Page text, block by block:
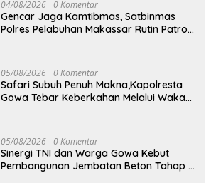
04/08/2026 0 Komentar
Gencar Jaga Kamtibmas, Satbinmas
Polres Pelabuhan Makassar Rutin Patroli
05/08/2026 0 Komentar
Safari Subuh Penuh Makna,Kapolresta
Gowa Tebar Keberkahan Melalui Wakaf
05/08/2026 0 Komentar
Sinergi TNI dan Warga Gowa Kebut
Pembangunan Jembatan Beton Tahap V